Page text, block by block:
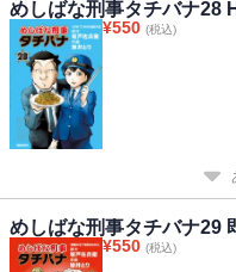
めしばな刑事タチバナ28
¥550 (税込)
めしばな刑事タチバナ29
¥550 (税込)